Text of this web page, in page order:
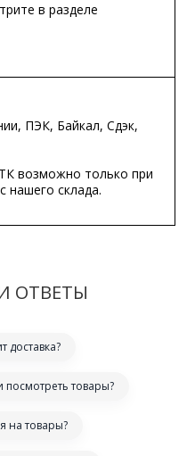
в разделе
ПЭК, Байкал, Сдэк,
возможно только при
нашего склада.
ОТВЕТЫ
доставка?
товары?
на товары?